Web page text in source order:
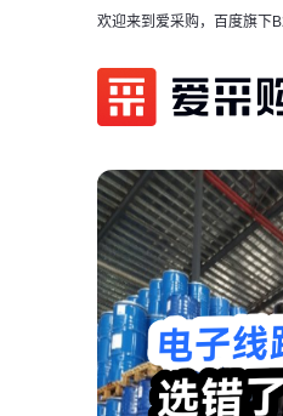
欢迎来到爱采购，百度旗下